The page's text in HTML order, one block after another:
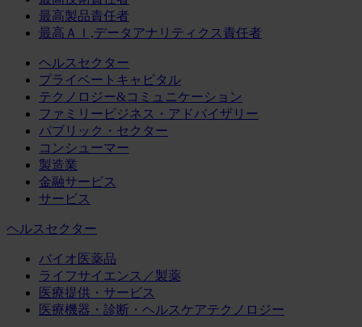
最高製品責任者
最高ＡＩ,データアナリティクス責任者
ヘルスセクター
プライベートキャピタル
テクノロジー&コミュニケーション
ファミリービジネス・アドバイザリー
パブリック・セクター
コンシューマー
製造業
金融サービス
サービス
ヘルスセクター
バイオ医薬品
ライフサイエンス／製薬
医療提供・サービス
医療機器・診断・ヘルスケアテクノロジー